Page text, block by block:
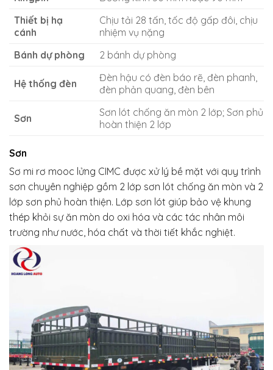
Thiết bị hạ
cánh
Chịu tải 28 tấn, tốc độ gấp đôi, chịu
nhiệm vụ nặng
Bánh dự phòng
2 bánh dự phòng
Hệ thống đèn
Đèn hậu có đèn báo rẽ, đèn phanh,
đèn phản quang, đèn bên
Sơn
Sơn lót chống ăn mòn 2 lớp; Sơn phủ
hoàn thiện 2 lớp
Sơn
Sơ mi rơ mooc lửng CIMC được xử lý bề mặt với quy trình
sơn chuyên nghiệp gồm 2 lớp sơn lót chống ăn mòn và 2
lớp sơn phủ hoàn thiện. Lớp sơn lót giúp bảo vệ khung
thép khỏi sự ăn mòn do oxi hóa và các tác nhân môi
trường như nước, hóa chất và thời tiết khắc nghiệt.